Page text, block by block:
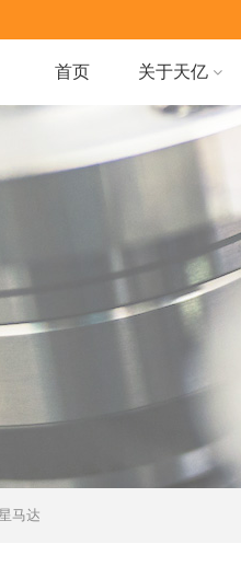
首页 关于天亿
马达